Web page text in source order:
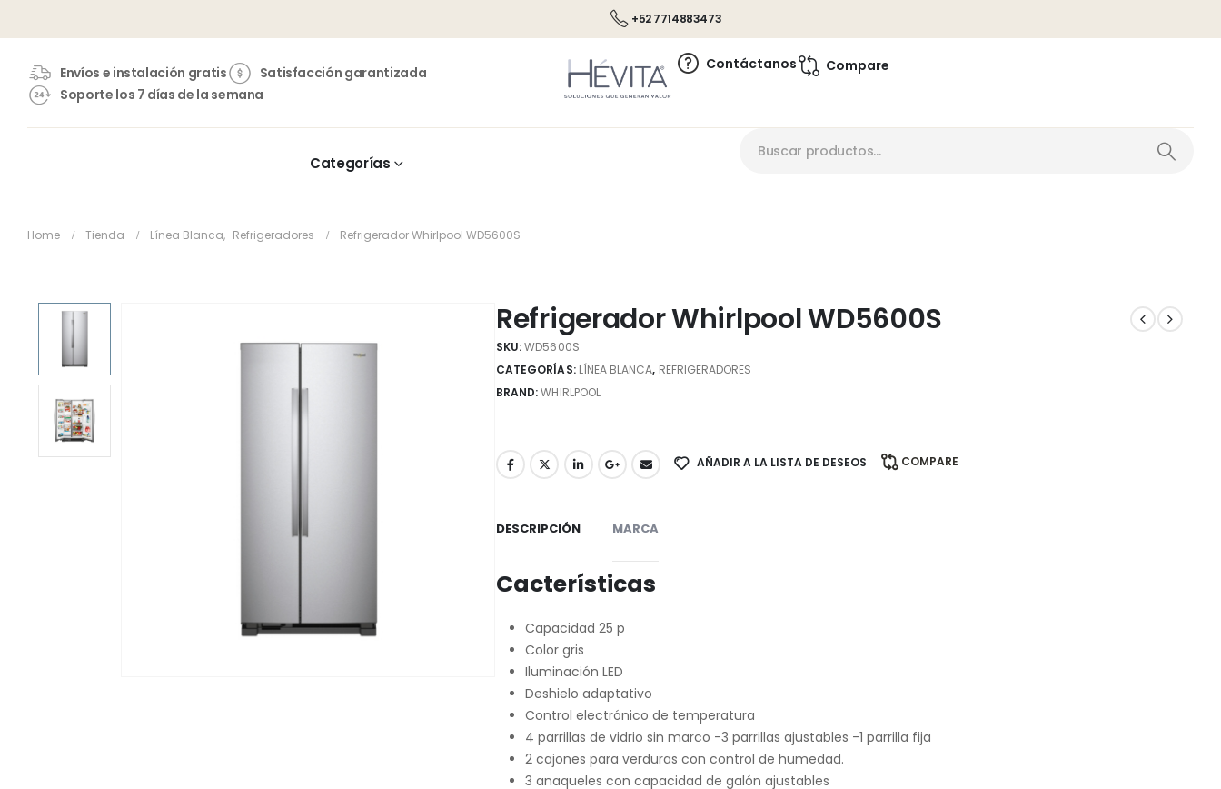
+52 7714883473
Envíos e instalación gratis
Satisfacción garantizada
Soporte los 7 días de la semana
Contáctanos Compare
Categorías
Home Tienda Línea Blanca, Refrigeradores Refrigerador Whirlpool WD5600S
Refrigerador Whirlpool WD5600S
SKU:WD5600S
CATEGORÍAS: LÍNEA BLANCA, REFRIGERADORES
BRAND:WHIRLPOOL
AÑADIR A LA LISTA DE DESEOS COMPARE
DESCRIPCIÓN MARCA
Cacterísticas
Capacidad 25 p
Color gris
Iluminación LED
Deshielo adaptativo
Control electrónico de temperatura
4 parrillas de vidrio sin marco -3 parrillas ajustables -1 parrilla fija
2 cajones para verduras con control de humedad.
3 anaqueles con capacidad de galón ajustables